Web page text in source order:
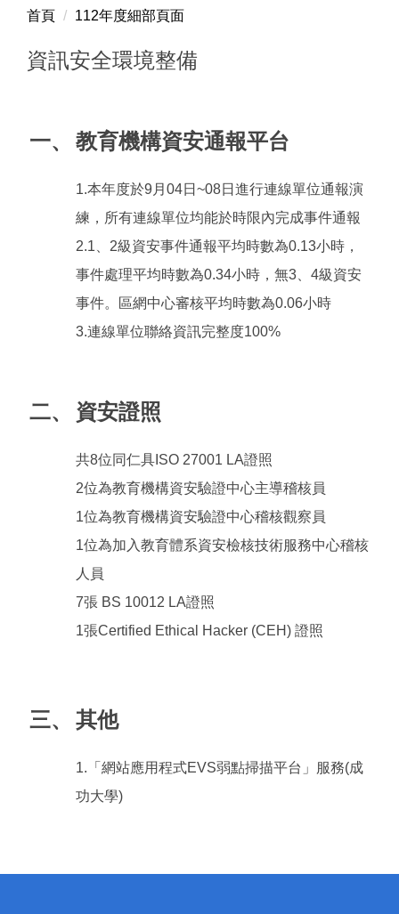
首頁
112年度細部頁面
資訊安全環境整備
一、 教育機構資安通報平台
1.本年度於9月04日~08日進行連線單位通報演
練，所有連線單位均能於時限內完成事件通報
2.1、2級資安事件通報平均時數為0.13小時，
事件處理平均時數為0.34小時，無3、4級資安
事件。區網中心審核平均時數為0.06小時
3.連線單位聯絡資訊完整度100%
二、 資安證照
共8位同仁具ISO 27001 LA證照
2位為教育機構資安驗證中心主導稽核員
1位為教育機構資安驗證中心稽核觀察員
1位為加入教育體系資安檢核技術服務中心稽核
人員
7張 BS 10012 LA證照
1張Certified Ethical Hacker (CEH) 證照
三、 其他
1.「網站應用程式EVS弱點掃描平台」服務(成
功大學)